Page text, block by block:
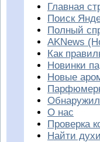
Главная
Поиск
Полный
AKNews
Как
Новинки
Новые
О нас
Проверка
Найти